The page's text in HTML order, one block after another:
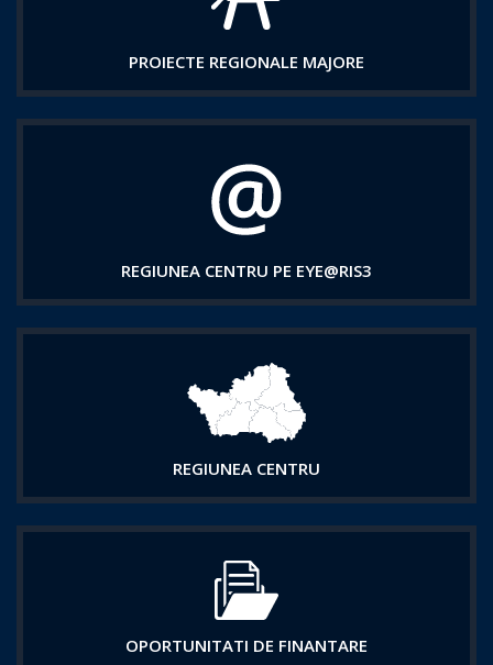
PROIECTE REGIONALE MAJORE
REGIUNEA CENTRU PE EYE@RIS3
REGIUNEA CENTRU
OPORTUNITATI DE FINANTARE